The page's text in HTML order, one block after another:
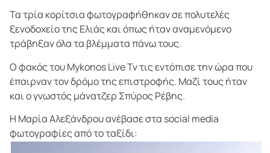
Τα τρία κορίτσια φωτογραφήθηκαν σε πολυτελές
ξενοδοχείο της Ελιάς και όπως ήταν αναμενόμενο
τράβηξαν όλα τα βλέμματα πάνω τους.
Ο φακός του Mykonos Live Tv τις εντόπισε την ώρα που
έπαιρναν τον δρόμο της επιστροφής. Μαζί τους ήταν
και ο γνωστός μάνατζερ Σπύρος Ρέβης.
Η Μαρία Αλεξάνδρου ανέβασε στα social media
φωτογραφίες από το ταξίδι: